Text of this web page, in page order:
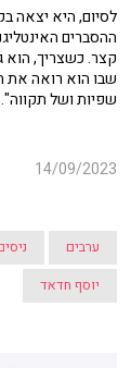
לסיום, היא יצאה
ההסברים
קצר. כשצריך, הוא
שבו הוא רואה את
שפיות ושל תקווה".
14/09/2023
ערבים
יוסף חדאד